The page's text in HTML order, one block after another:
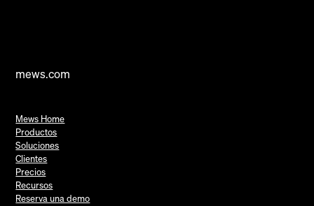
mews.com
Mews Home
Productos
Soluciones
Clientes
Precios
Recursos
Reserva una demo